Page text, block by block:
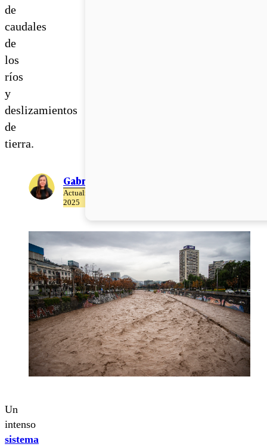
de
caudales
de
los
ríos
y
deslizamientos
de
tierra.
Gabriela Romo
Actualizado el 22 de Abril del
2025
Un
intenso
sistema